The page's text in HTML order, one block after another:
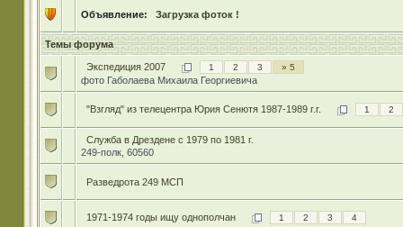
Объявление: Загрузка фоток !
Темы форума
Экспедиция 2007 1 2 3 » 5
фото Габолаева Михаила Георгиевича
"Взгляд" из телецентра Юрия Сенютя 1987-1989 г.г. 1 2
Служба в Дрездене с 1979 по 1981 г.
249-полк, 60560
Разведрота 249 МСП
1971-1974 годы ищу однополчан 1 2 3 4